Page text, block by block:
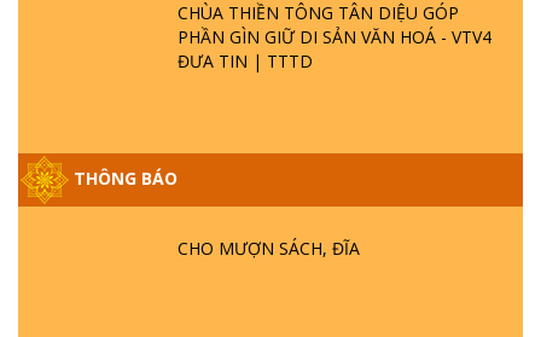
CHÙA THIỀN TÔNG TÂN DIỆU GÓP
PHẦN GÌN GIỮ DI SẢN VĂN HOÁ - VTV4
ĐƯA TIN | TTTD
THÔNG BÁO
CHO MƯỢN SÁCH, ĐĨA
GIẢI ĐÁP ĐẶC BIỆT P25 - SUỐT 49 NĂM
PHẬT KHÔNG NÓI? HỘI LONG HOA LÀ
HỘI GÌ? TỬ VÌ ĐẠO